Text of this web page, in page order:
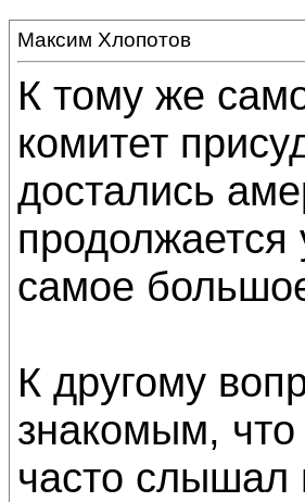
Максим Хлопотов
К тому же
комитет
достались
самое
К другому
знакомым, что
часто слышал